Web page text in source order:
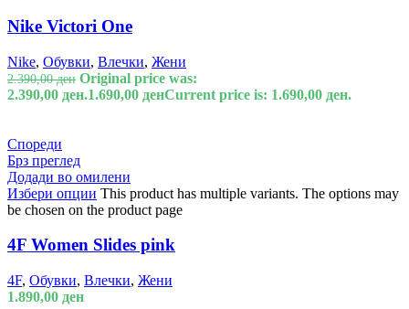
Nike Victori One
Nike, Обувки, Влечки, Жени
2.390,00ден Original price was:
2.390,00 ден.1.690,00 денCurrent price is: 1.690,00 ден.
Спореди
Брз преглед
Додади во омилени
Избери опции This product has multiple variants. The options may
be chosen on the product page
4F Women Slides pink
4F, Обувки, Влечки, Жени
1.890,00 ден